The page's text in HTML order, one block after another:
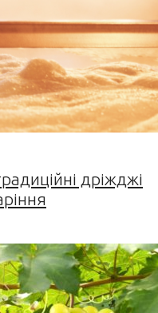
дріжджі